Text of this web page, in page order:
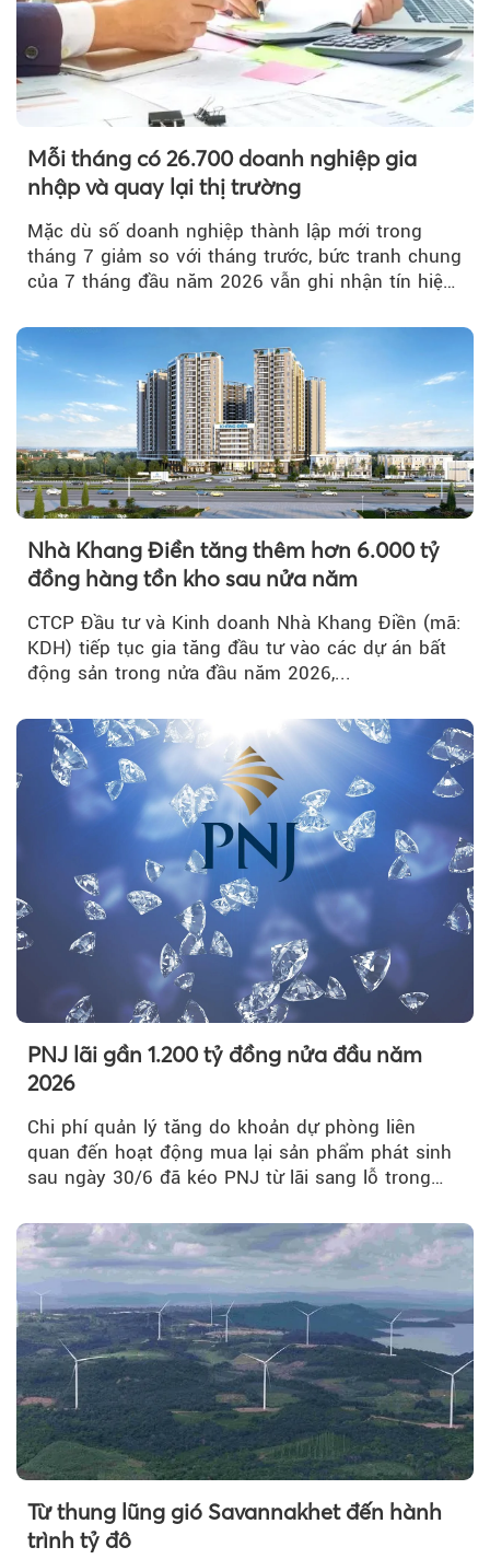
Mỗi tháng có 26.700 doanh nghiệp gia
nhập và quay lại thị trường
Mặc dù số doanh nghiệp thành lập mới trong
tháng 7 giảm so với tháng trước, bức tranh chung
của 7 tháng đầu năm 2026 vẫn ghi nhận tín hiệu
Nhà Khang Điền tăng thêm hơn 6.000 tỷ
đồng hàng tồn kho sau nửa năm
CTCP Đầu tư và Kinh doanh Nhà Khang Điền (mã:
KDH) tiếp tục gia tăng đầu tư vào các dự án bất
động sản trong nửa đầu năm 2026,...
PNJ lãi gần 1.200 tỷ đồng nửa đầu năm
2026
Chi phí quản lý tăng do khoản dự phòng liên
quan đến hoạt động mua lại sản phẩm phát sinh
sau ngày 30/6 đã kéo PNJ từ lãi sang lỗ trong
Từ thung lũng gió Savannakhet đến hành
trình tỷ đô